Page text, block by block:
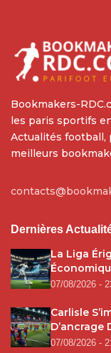
Bookmakers-
les paris sportifs
Actualités football,
meilleurs
Dernières
La Liga
07/08/2026 -
Carlisle
D’ancrage
07/08/2026 -